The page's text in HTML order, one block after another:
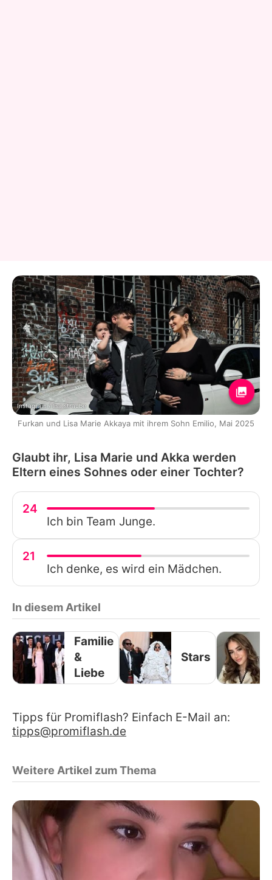
Instagram / lisa.straube
Furkan und Lisa Marie Akkaya mit ihrem Sohn Emilio, Mai 2025
Glaubt ihr, Lisa Marie und Akka werden
Eltern eines Sohnes oder einer Tochter?
24
Ich bin Team Junge.
21
Ich denke, es wird ein Mädchen.
In diesem Artikel
Familie
&
Liebe
Stars
Tipps für Promiflash? Einfach E-Mail an:
tipps@promiflash.de
Weitere Artikel zum Thema